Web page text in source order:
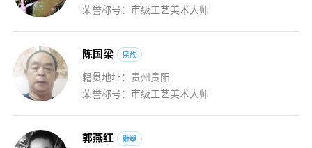
荣誉称号：市级工艺美术大师
陈国梁 民族
籍贯地址：贵州贵阳
荣誉称号：市级工艺美术大师
郭燕红 雕塑